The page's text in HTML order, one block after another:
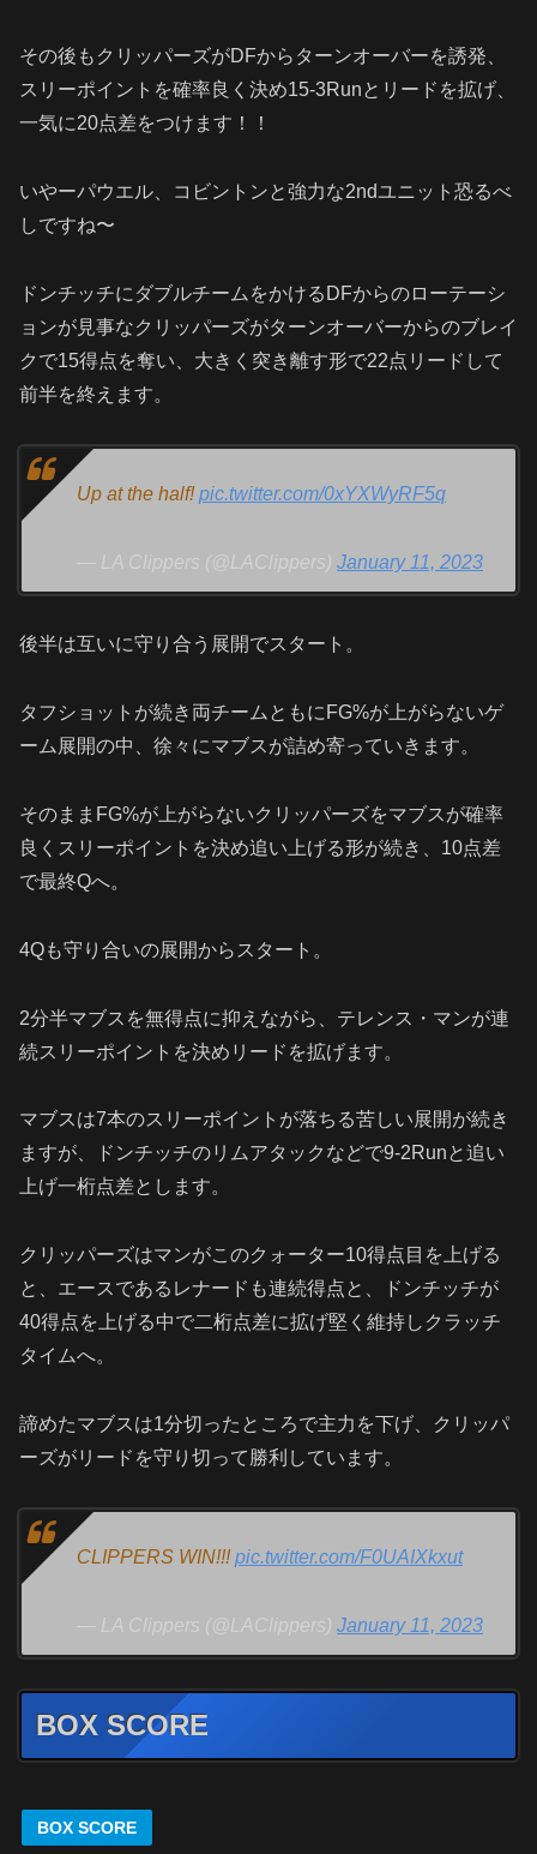
その後もクリッパーズがDFからターンオーバーを誘発、
スリーポイントを確率良く決め15-3Runとリードを拡げ、
一気に20点差をつけます！！
いやーパウエル、コビントンと強力な2ndユニット恐るべ
しですね〜
ドンチッチにダブルチームをかけるDFからのローテーシ
ョンが見事なクリッパーズがターンオーバーからのブレイ
クで15得点を奪い、大きく突き離す形で22点リードして
前半を終えます。
Up at the half!pic.twitter.com/0xYXWyRF5q
— LA Clippers (@LAClippers) January 11, 2023
後半は互いに守り合う展開でスタート。
タフショットが続き両チームともにFG%が上がらないゲ
ーム展開の中、徐々にマブスが詰め寄っていきます。
そのままFG%が上がらないクリッパーズをマブスが確率
良くスリーポイントを決め追い上げる形が続き、10点差
で最終Qへ。
4Qも守り合いの展開からスタート。
2分半マブスを無得点に抑えながら、テレンス・マンが連
続スリーポイントを決めリードを拡げます。
マブスは7本のスリーポイントが落ちる苦しい展開が続き
ますが、ドンチッチのリムアタックなどで9-2Runと追い
上げ一桁点差とします。
クリッパーズはマンがこのクォーター10得点目を上げる
と、エースであるレナードも連続得点と、ドンチッチが
40得点を上げる中で二桁点差に拡げ堅く維持しクラッチ
タイムへ。
諦めたマブスは1分切ったところで主力を下げ、クリッパ
ーズがリードを守り切って勝利しています。
CLIPPERS WIN!!!pic.twitter.com/F0UAIXkxut
— LA Clippers (@LAClippers) January 11, 2023
BOX SCORE
BOX SCORE